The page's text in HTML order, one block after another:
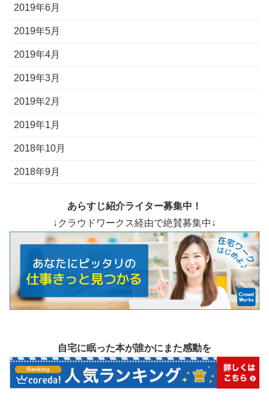
2019年6月
2019年5月
2019年4月
2019年3月
2019年2月
2019年1月
2018年10月
2018年9月
あらすじ紹介ライター募集中！
↓クラウドワークス経由で絶賛募集中↓
自宅に眠った本が誰かにまた感動を